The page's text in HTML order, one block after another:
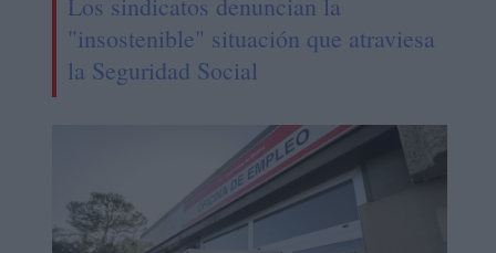
"insostenible" situación que atraviesa
la Seguridad Social